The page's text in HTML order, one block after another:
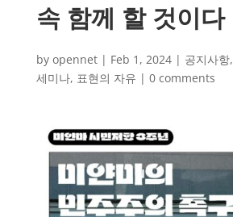
속 함께 할 것이다
by opennet| Feb 1, 2024| 공지사항,
세미나, 표현의 자유 | 0 comments